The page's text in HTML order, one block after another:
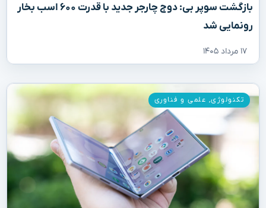
بازگشت سوپر بی: دوج چارجر جدید با قدرت ۶۰۰ اسب بخار
رونمایی شد
۱۷ مرداد ۱۴۰۵
تکنولوژی, علمی و فناوری